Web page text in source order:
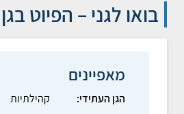
בואו לגני – הפיוט
מאפיינים
הגן העתידי:
קהילתיות